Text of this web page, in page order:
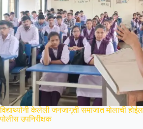
विद्यार्थ्यांनी केलेली जनजागृती समाजात मोलाची
पोलीस उपनिरीक्षक